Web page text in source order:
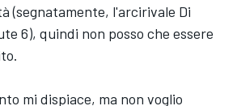
(segnatamente, l'arcirivale Di
6), quindi non posso che essere
mi dispiace, ma non voglio